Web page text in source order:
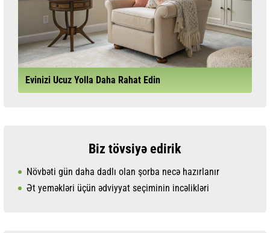
Evinizi Ucuz Yolla Daha Rahat Edin
Biz tövsiyə edirik
Növbəti gün daha dadlı olan şorba necə hazırlanır
Ət yeməkləri üçün ədviyyat seçiminin incəlikləri